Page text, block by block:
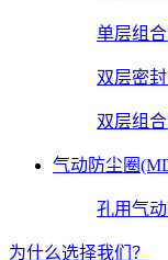
单层组
双层密
双层组
气动防尘圈
孔用气
为什么选择我们？